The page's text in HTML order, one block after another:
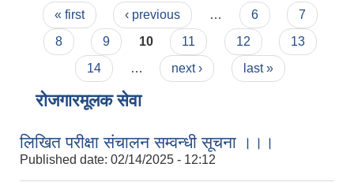
Pages
« first ‹ previous … 6
7
8
9 10 11 12
13
14
… next › last »
रोजगारमूलक सेवा
लिखित परीक्षा संचालन सम्वन्धी सूचना ।।।
Published date: 02/14/2025 - 12:12